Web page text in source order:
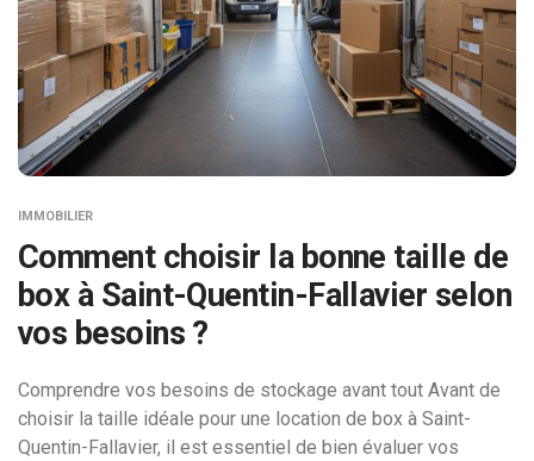
IMMOBILIER
Comment choisir la bonne taille de
box à Saint-Quentin-Fallavier selon
vos besoins ?
Comprendre vos besoins de stockage avant tout Avant de
choisir la taille idéale pour une location de box à Saint-
Quentin-Fallavier, il est essentiel de bien évaluer vos